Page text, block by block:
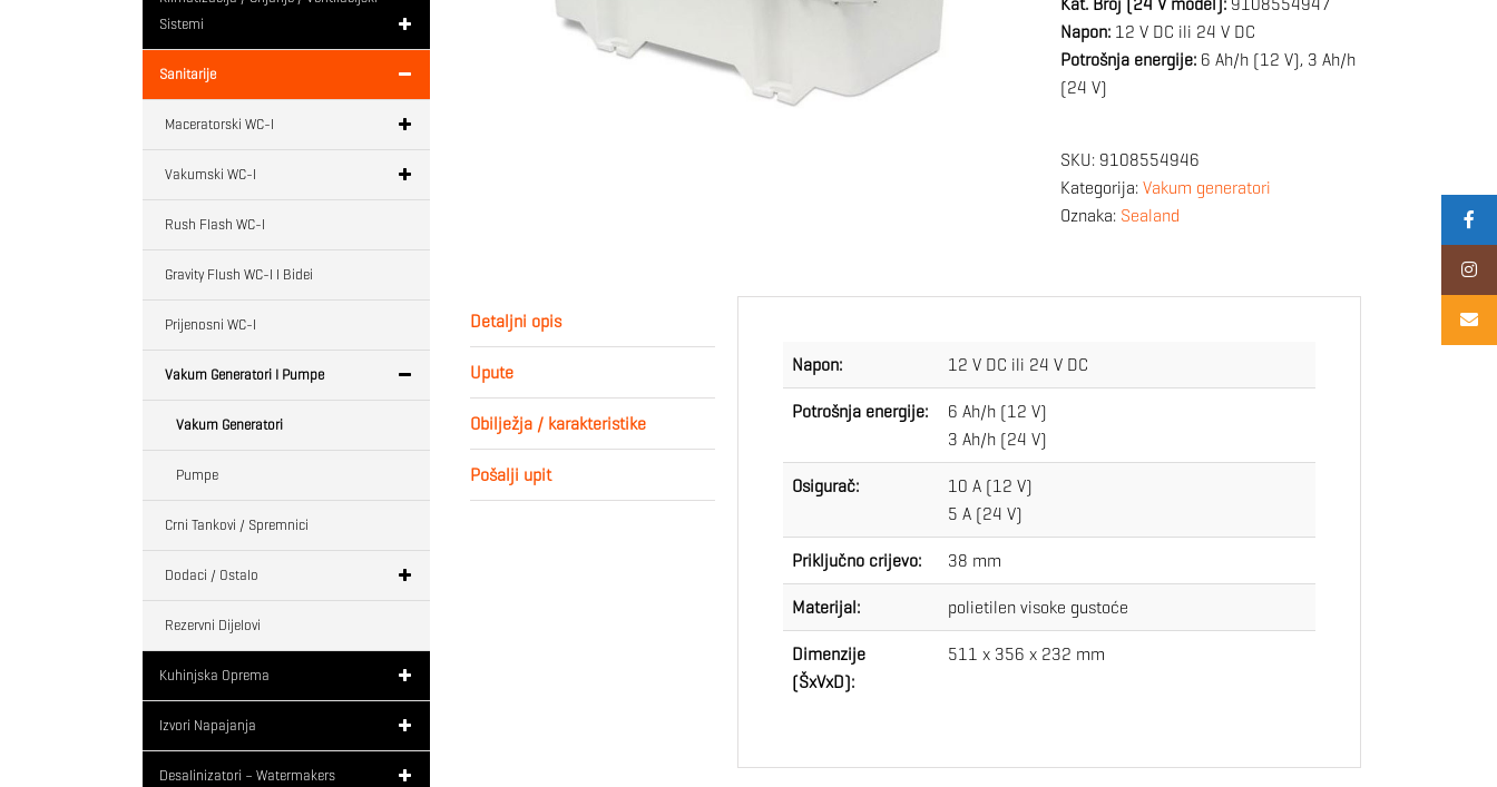
Napon: 12 V DC ili 24 V DC
Potrošnja energije: 6 Ah/h (12 V), 3 Ah/h
(24 V)
SKU: 9108554946
Kategorija: Vakum generatori
Oznaka: Sealand
Detaljni opis
Upute
Obilježja / karakteristike
Pošalji upit
Napon: 12 V DC ili 24 V DC
Potrošnja energije:
6 Ah/h (12 V)
3 Ah/h (24 V)
Osigurač:
10 A (12 V)
5 A (24 V)
Priključno crijevo: 38 mm
Materijal: polietilen visoke gustoće
Dimenzije
(ŠxVxD):
511 x 356 x 232 mm
Sistemi
Sanitarije
Maceratorski WC-I
Vakumski WC-I
Rush Flash WC-I
Gravity Flush WC-I I Bidei
Prijenosni WC-I
Vakum Generatori I Pumpe
Vakum Generatori
Pumpe
Crni Tankovi / Spremnici
Dodaci / Ostalo
Rezervni Dijelovi
Kuhinjska Oprema
Izvori Napajanja
Desalinizatori – Watermakers